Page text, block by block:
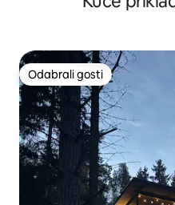
Odabrali gosti
Odabrali gosti